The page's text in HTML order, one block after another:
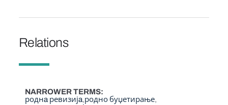
Relations
NARROWER TERMS
роднa ревизијa родно буџетирање